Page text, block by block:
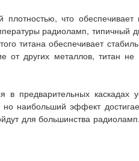
что
радиоламп, типичный
титана обеспечивает
других металлов, титан не
каскадах
наибольший эффект
для большинства